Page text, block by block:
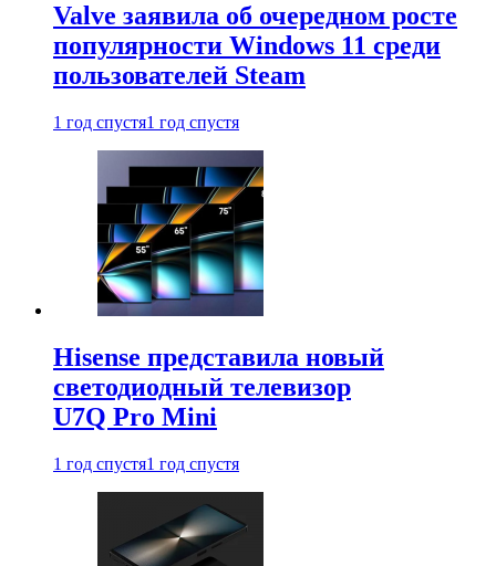
Valve заявила об очередном росте
популярности Windows 11 среди
пользователей Steam
1 год спустя1 год спустя
Hisense представила новый
светодиодный телевизор
U7Q Pro Mini
1 год спустя1 год спустя